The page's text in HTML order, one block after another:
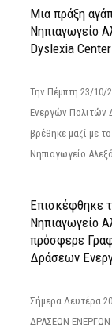
Μια πράξη
Νηπιαγωγείο
Dyslexia
Την Πέμπτη 23/
Ενεργών Πολιτών
βρέθηκε μαζί με
Νηπιαγωγείο
Επισκέφθηκε
Νηπιαγωγείο
πρόσφερε
Δράσεων
Σήμερα Δευτέρα
ΔΡΑΣΕΩΝ